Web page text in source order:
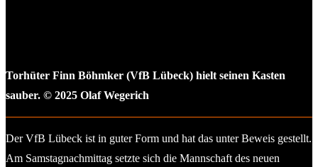
Torhüter Finn Böhmker (VfB Lübeck) hielt seinen Kasten
sauber. © 2025 Olaf Wegerich
Der VfB Lübeck ist in guter Form und hat das unter Beweis gestellt.
Am Samstagnachmittag setzte sich die Mannschaft des neuen